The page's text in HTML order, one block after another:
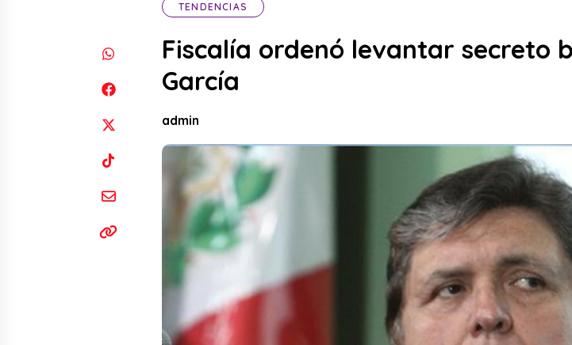
TENDENCIAS
Fiscalía ordenó levantar secreto
García
admin